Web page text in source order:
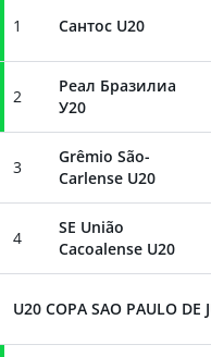
1 Сантос U20
2
Реал Бразилиа
У20
3
Grêmio São-
Carlense U20
4
SE União
Cacoalense U20
U20 COPA SAO PAULO